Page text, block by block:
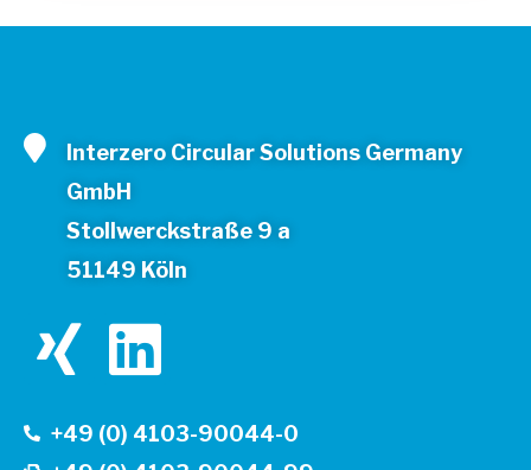
Interzero Circular Solutions Germany
GmbH
Stollwerckstraße 9 a
51149 Köln
X
L
i
+49 (0) 4103-90044-0